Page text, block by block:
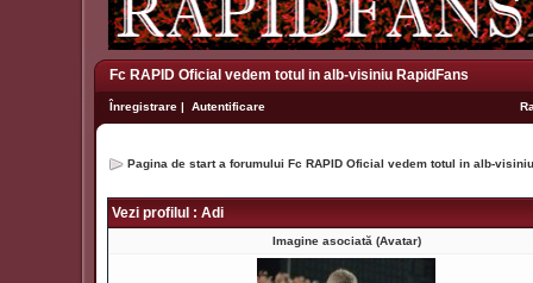
Fc RAPID Oficial vedem totul in alb-visiniu RapidFans
Înregistrare | Autentificare
Pagina de start a forumului Fc RAPID Oficial vedem totul in alb-
Vezi profilul : Adi
Imagine asociată (Avatar)